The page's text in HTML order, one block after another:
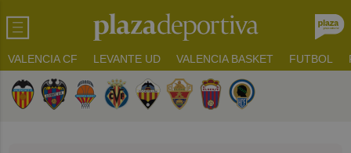
VALENCIA CF LEVANTE UD VALENCIA BASKET FUTBOL